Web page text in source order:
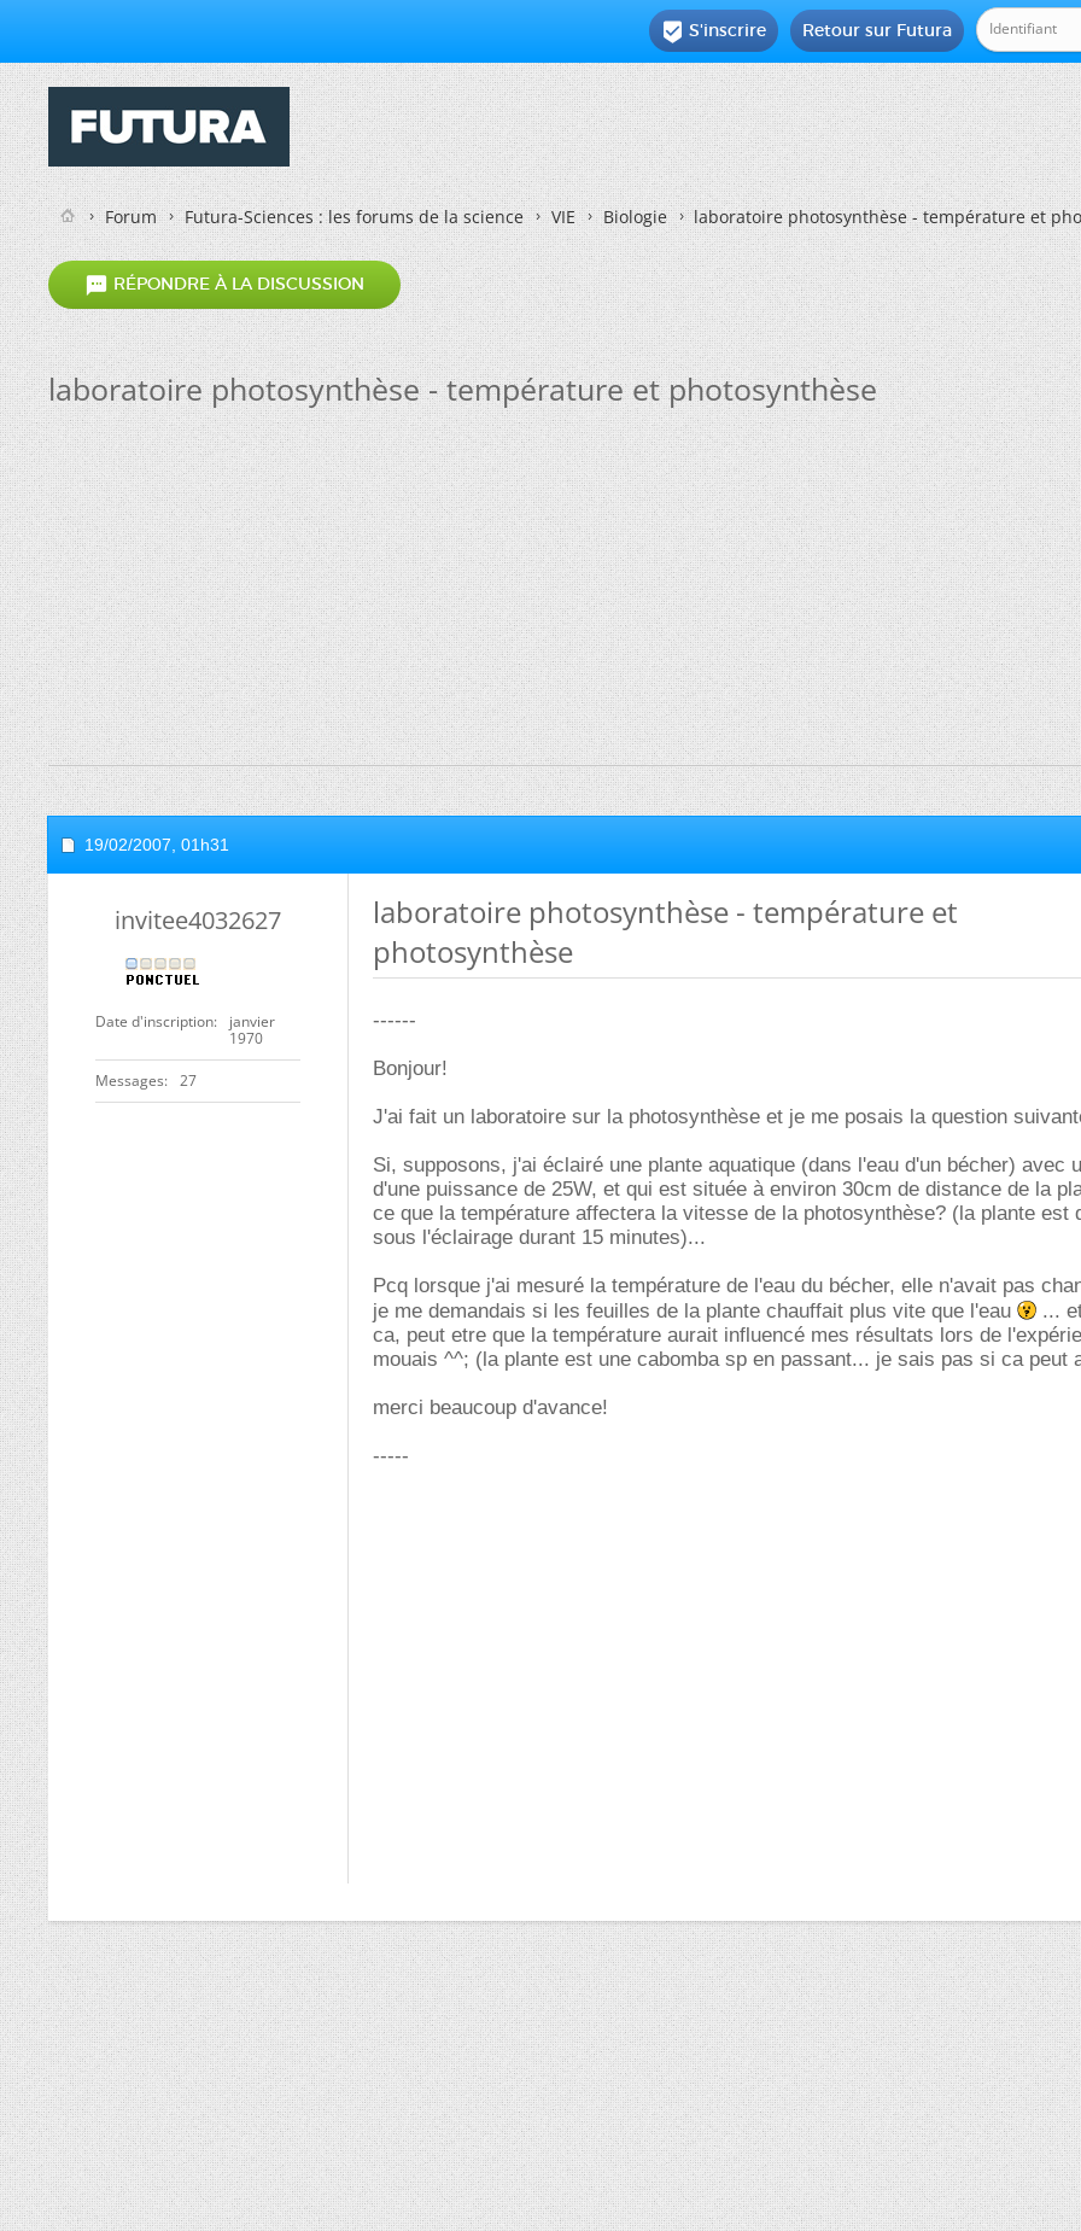
Retour sur Futura
 S'inscrire
Forum Futura-Sciences : les forums de la science VIE Biologie laboratoire photosynthèse - température et
 RÉPONDRE À LA DISCUSSION
laboratoire photosynthèse - température et photosynthèse
19/02/2007, 01h31
invitee4032627
Date d'inscription
janvier
1970
Messages 27
laboratoire photosynthèse - température et
photosynthèse
------
Bonjour!
J'ai fait un laboratoire sur la photosynthèse et je me posais la question
Si, supposons, j'ai éclairé une plante aquatique (dans l'eau d'un bécher) avec
d'une puissance de 25W, et qui est située à environ 30cm de distance de la
ce que la température affectera la vitesse de la photosynthèse? (la plante est
sous l'éclairage durant 15 minutes)...
Pcq lorsque j'ai mesuré la température de l'eau du bécher, elle n'avait pas
je me demandais si les feuilles de la plante chauffait plus vite que l'eau
...
ca, peut etre que la température aurait influencé mes résultats lors de
mouais ^^; (la plante est une cabomba sp en passant... je sais pas si ca peut
merci beaucoup d'avance!
-----